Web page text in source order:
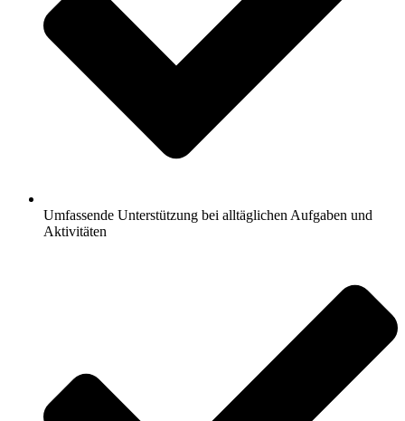
Umfassende Unterstützung bei alltäglichen Aufgaben und
Aktivitäten